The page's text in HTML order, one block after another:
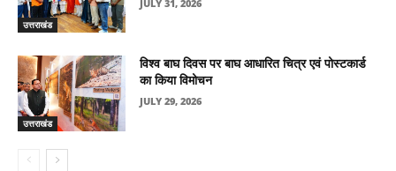
उत्तराखंड
JULY 31, 2026
उत्तराखंड
विश्व बाघ दिवस पर बाघ आधारित चित्र एवं पोस्टकार्ड
का किया विमोचन
JULY 29, 2026